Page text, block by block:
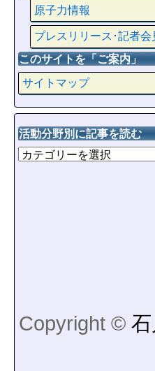
原子力情報
プレスリリース･記者会
このサイトを「ご案内」
サイトマップ
活動分野別に記事を読む
Copyright ©